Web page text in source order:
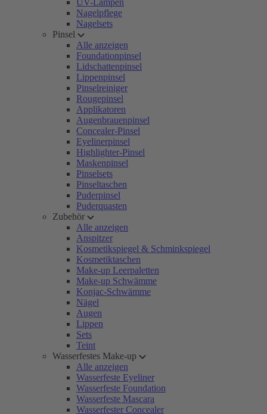
UV-Lampen
Nagelpflege
Nagelsets
Pinsel
Alle anzeigen
Foundationpinsel
Lidschattenpinsel
Lippenpinsel
Pinselreiniger
Rougepinsel
Applikatoren
Augenbrauenpinsel
Concealer-Pinsel
Eyelinerpinsel
Highlighter-Pinsel
Maskenpinsel
Pinselsets
Pinseltaschen
Puderpinsel
Puderquasten
Zubehör
Alle anzeigen
Anspitzer
Kosmetikspiegel & Schminkspiegel
Kosmetiktaschen
Make-up Leerpaletten
Make-up Schwämme
Konjac-Schwämme
Nägel
Augen
Lippen
Sets
Teint
Wasserfestes Make-up
Alle anzeigen
Wasserfeste Eyeliner
Wasserfeste Foundation
Wasserfeste Mascara
Wasserfester Concealer